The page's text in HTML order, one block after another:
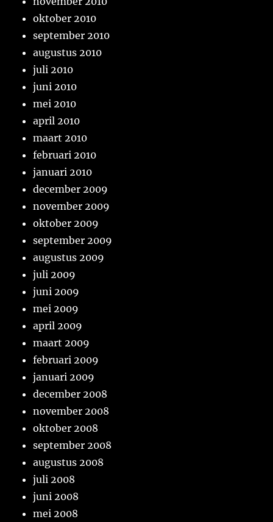
oktober 2010
september 2010
augustus 2010
juli 2010
juni 2010
mei 2010
april 2010
maart 2010
februari 2010
januari 2010
december 2009
november 2009
oktober 2009
september 2009
augustus 2009
juli 2009
juni 2009
mei 2009
april 2009
maart 2009
februari 2009
januari 2009
december 2008
november 2008
oktober 2008
september 2008
augustus 2008
juli 2008
juni 2008
mei 2008